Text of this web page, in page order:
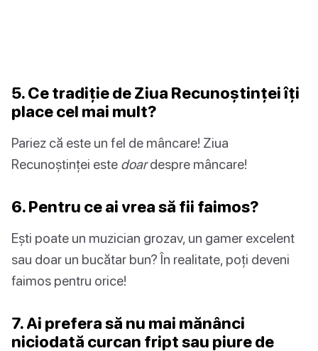
5. Ce tradiție de Ziua Recunoștinței îți
place cel mai mult?
Pariez că este un fel de mâncare! Ziua
Recunoștinței este doardespre mâncare!
6. Pentru ce ai vrea să fii faimos?
Ești poate un muzician grozav, un gamer excelent
sau doar un bucătar bun? În realitate, poți deveni
faimos pentru orice!
7. Ai prefera să nu mai mănânci
niciodată curcan fript sau piure de